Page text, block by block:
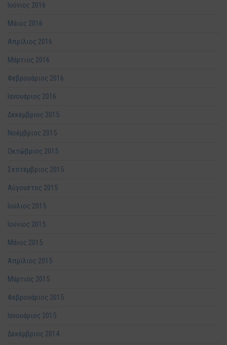
Ιούνιος 2016
Μάιος 2016
Απρίλιος 2016
Μάρτιος 2016
Φεβρουάριος 2016
Ιανουάριος 2016
Δεκέμβριος 2015
Νοέμβριος 2015
Οκτώβριος 2015
Σεπτέμβριος 2015
Αύγουστος 2015
Ιούλιος 2015
Ιούνιος 2015
Μάιος 2015
Απρίλιος 2015
Μάρτιος 2015
Φεβρουάριος 2015
Ιανουάριος 2015
Δεκέμβριος 2014